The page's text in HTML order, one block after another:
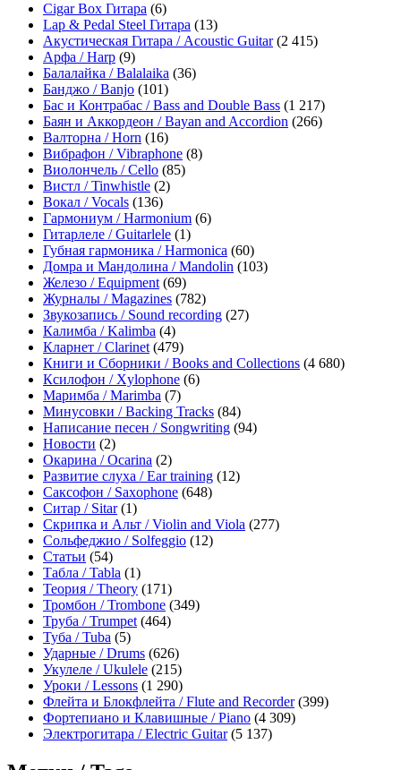
Cigar Box Гитара (6)
Lap & Pedal Steel Гитара (13)
Акустическая Гитара / Acoustic Guitar(2 415)
Арфа / Harp (9)
Балалайка / Balalaika (36)
Банджо / Banjo (101)
Бас и Контрабас / Bass and Double Bass (1 217)
Баян и Аккордеон / Bayan and Accordion (266)
Валторна / Horn (16)
Вибрафон / Vibraphone (8)
Виолончель / Cello (85)
Вистл / Tinwhistle (2)
Вокал / Vocals (136)
Гармониум / Harmonium (6)
Гитарлеле / Guitarlele (1)
Губная гармоника / Harmonica (60)
Домра и Мандолина / Mandolin (103)
Железо / Equipment (69)
Журналы / Magazines (782)
Звукозапись / Sound recording (27)
Калимба / Kalimba (4)
Кларнет / Clarinet (479)
Книги и Сборники / Books and Collections (4 680)
Ксилофон / Xylophone (6)
Маримба / Marimba (7)
Минусовки / Backing Tracks (84)
Написание песен / Songwriting (94)
Новости (2)
Окарина / Ocarina (2)
Развитие слуха / Ear training (12)
Саксофон / Saxophone (648)
Ситар / Sitar(1)
Скрипка и Альт / Violin and Viola (277)
Сольфеджио / Solfeggio (12)
Статьи (54)
Табла / Tabla (1)
Теория / Theory (171)
Тромбон / Trombone (349)
Труба / Trumpet (464)
Туба / Tuba (5)
Ударные / Drums (626)
Укулеле / Ukulele (215)
Уроки / Lessons (1 290)
Флейта и Блокфлейта / Flute and Recorder(399)
Фортепиано и Клавишные / Piano (4 309)
Электрогитара / Electric Guitar(5 137)